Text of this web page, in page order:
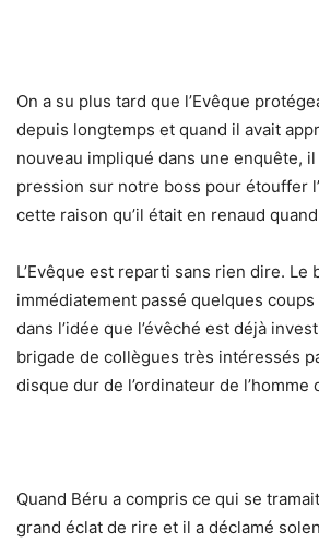
On a su plus tard que l’Evêque
depuis longtemps et quand il avait
nouveau impliqué dans une enquête,
pression sur notre boss pour étouffer
cette raison qu’il était en renaud
L’Evêque est reparti sans rien dire. Le
immédiatement passé quelques coups
dans l’idée que l’évêché est déjà
brigade de collègues très intéressés
disque dur de l’ordinateur de l’homme
Quand Béru a compris ce qui se
grand éclat de rire et il a déclamé